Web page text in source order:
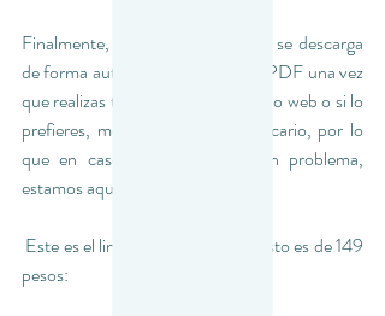
Finalmente, el examen simulador se descarga
de forma automática en formato PDF una vez
que realizas tu pago en nuestro sitio web o si lo
prefieres, mediante depósito bancario, por lo
que en caso de presentar algún problema,
estamos aquí para apoyarte.
pesos: